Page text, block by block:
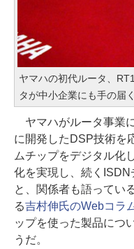
ヤマハの初代ルータ、
タが中小企業にも手の届
ヤマハがルータ事業
に開発したDSP技術を
ムチップをデジタル化
化を実現し、続く
と、関係者も語ってい
る吉村伸氏のWebコラ
ップを使った製品につ
うだ。